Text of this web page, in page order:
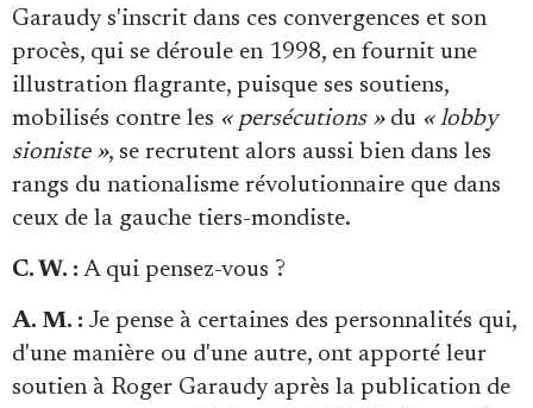
Garaudy s'inscrit dans ces convergences et son
procès, qui se déroule en 1998, en fournit une
illustration flagrante, puisque ses soutiens,
mobilisés contre les « persécutions »du « lobby
sioniste », se recrutent alors aussi bien dans les
rangs du nationalisme révolutionnaire que dans
ceux de la gauche tiers-mondiste.
C. W. : A qui pensez-vous ?
A. M. : Je pense à certaines des personnalités qui,
d'une manière ou d'une autre, ont apporté leur
soutien à Roger Garaudy après la publication de